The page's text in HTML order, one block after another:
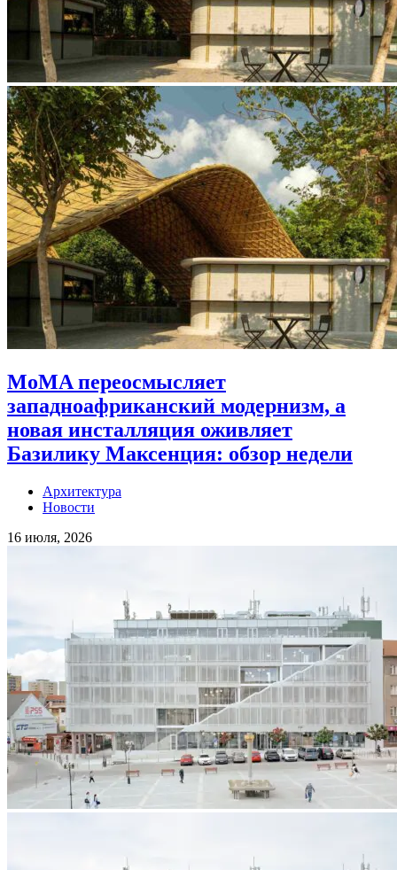
MoMA переосмысляет
западноафриканский модернизм, а
новая инсталляция оживляет
Базилику Максенция: обзор недели
Архитектура
Новости
16 июля, 2026